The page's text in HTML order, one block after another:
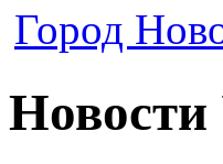
Город